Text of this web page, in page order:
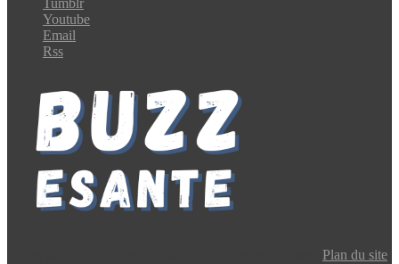
Youtube
Email
Rss
Plan du site